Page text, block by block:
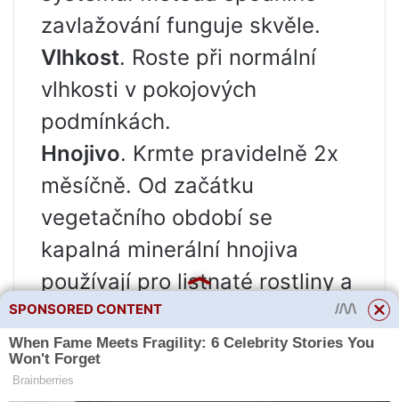
zavlažování funguje skvěle.
Vlhkost. Roste při normální
vlhkosti v pokojových
podmínkách.
Hnojivo. Krmte pravidelně 2x
měsíčně. Od začátku
vegetačního období se
kapalná minerální hnojiva
používají pro listnaté rostliny a
po vytvoření stopky minerální
hnojiva pro kvetoucí rostliny.
Doba odpočinku
SPONSORED CONTENT